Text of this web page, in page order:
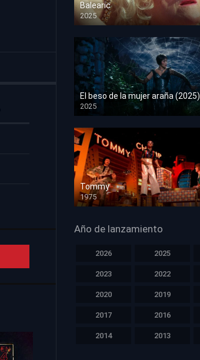
Balearic
2025
HD 1080p
El beso de la mujer araña (2025)
2025
HD 1080p
Tommy
1975
HD 1080p
Año de lanzamiento
2026 2025
2023 2022
2020 2019
2017 2016
2014 2013